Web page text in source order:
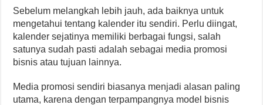
Sebelum melangkah lebih jauh, ada baiknya untuk
mengetahui tentang kalender itu sendiri. Perlu diingat,
kalender sejatinya memiliki berbagai fungsi, salah
satunya sudah pasti adalah sebagai media promosi
bisnis atau tujuan lainnya.
Media promosi sendiri biasanya menjadi alasan paling
utama, karena dengan terpampangnya model bisnis